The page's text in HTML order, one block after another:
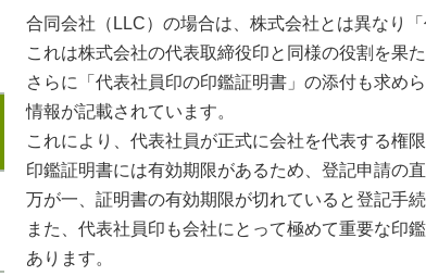
合同会社（LLC）の場合は、株式会社とは異なり
これは株式会社の代表取締役印と同様の役割を果
さらに「代表社員印の印鑑証明書」の添付も求め
情報が記載されています。
これにより、代表社員が正式に会社を代表する権
印鑑証明書には有効期限があるため、登記申請の
万が一、証明書の有効期限が切れていると登記手
また、代表社員印も会社にとって極めて重要な印
あります。